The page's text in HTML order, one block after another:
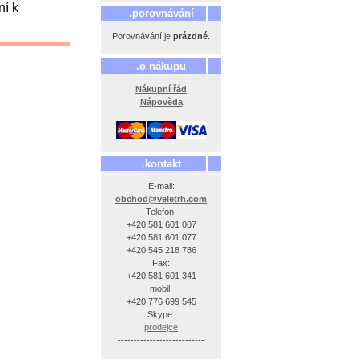
.porovnávání
Porovnávání je prázdné
.o nákupu
Nákupní řád
Nápověda
.kontakt
E-mail:
obchod@veletrh.com
Telefon:
+420 581 601 007
+420 581 601 077
+420 545 218 786
Fax:
+420 581 601 341
mobil:
+420 776 699 545
Skype:
prodejce
---------------------------
k